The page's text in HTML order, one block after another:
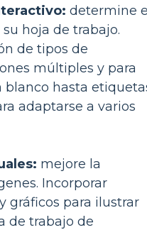
determine
hoja de trabajo.
de tipos de
múltiples y para
blanco hasta
adaptarse a varios
mejore la
Incorporar
gráficos para ilustrar
de trabajo de